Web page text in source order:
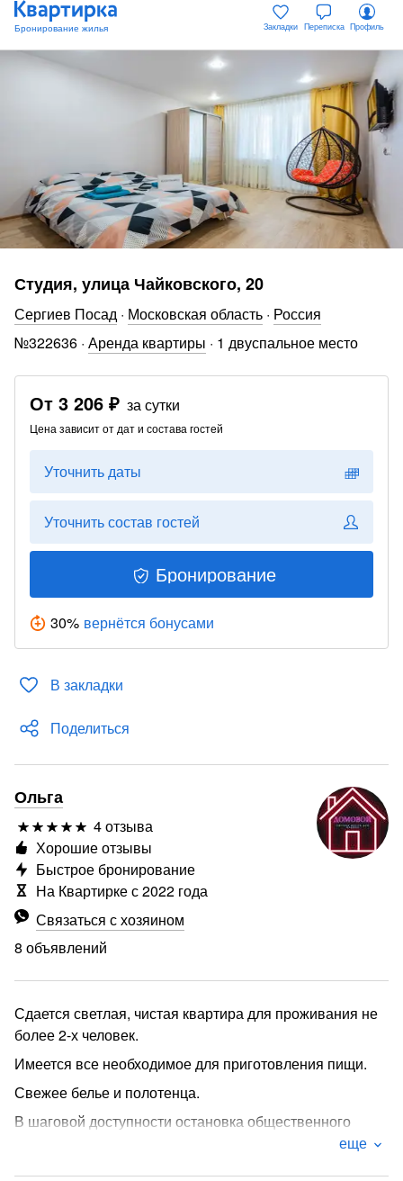
Закладки Переписка Профиль
Студия, улица Чайковского, 20
Сергиев Посад · Московская область · Россия
№322636 · Аренда квартиры · 1 двуспальное место
От 3 206 ₽ за сутки
Цена зависит от дат и состава гостей
Уточнить даты
Уточнить состав гостей
Бронирование
30% вернётся бонусами
В закладки
Поделиться
Ольга
4 отзыва
Связаться с хозяином
8 объявлений
Хорошие отзывы
Быстрое бронирование
На Квартирке с 2022 года
Сдается светлая, чистая квартира для проживания не
более 2-х человек.
Имеется все необходимое для приготовления пищи.
Свежее белье и полотенца.
В шаговой доступности остановка общественного
еще